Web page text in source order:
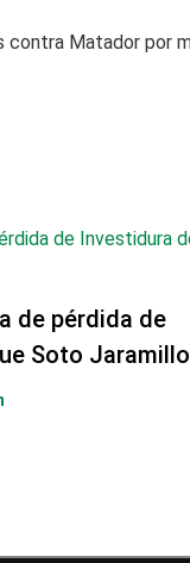
de pérdida de
Soto Jaramillo